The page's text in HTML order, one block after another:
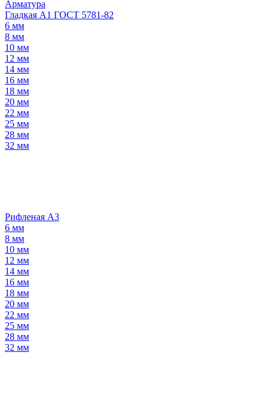
Арматура
Гладкая А1 ГОСТ 5781-82
6 мм
8 мм
10 мм
12 мм
14 мм
16 мм
18 мм
20 мм
22 мм
25 мм
28 мм
32 мм
Рифленая А3
6 мм
8 мм
10 мм
12 мм
14 мм
16 мм
18 мм
20 мм
22 мм
25 мм
28 мм
32 мм